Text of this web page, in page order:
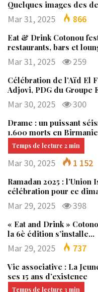
Quelques images des
Mar 31, 2025 866
Eat & Drink Cotonou
restaurants, bars et
Mar 31, 2025 259
Célébration de l’Aïd El
Adjovi, PDG du Groupe
Mar 30, 2025 300
Drame : un puissant
1.600 morts en Birmanie
Mar 30, 2025 1 152
Ramadan 2025 :
célébration pour ce
Mar 29, 2025 398
« Eat and Drink »
la 6è édition s’installe…
Mar 29, 2025 737
Vie associative : La
ses 15 ans d’existence